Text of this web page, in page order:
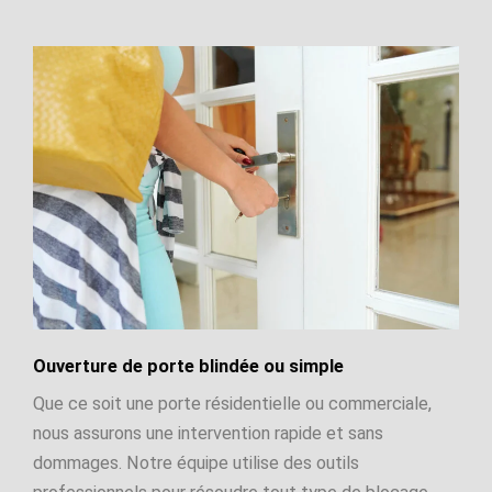
Ouverture de porte blindée ou simple
Que ce soit une porte résidentielle ou commerciale,
nous assurons une intervention rapide et sans
dommages. Notre équipe utilise des outils